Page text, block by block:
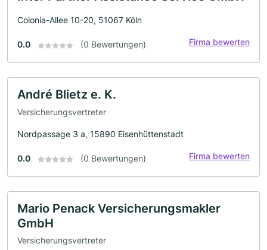
Colonia-Allee 10-20, 51067 Köln
0.0 (0 Bewertungen) Firma bewerten
André Blietz e. K.
Versicherungsvertreter
Nordpassage 3 a, 15890 Eisenhüttenstadt
0.0 (0 Bewertungen) Firma bewerten
Mario Penack Versicherungsmakler
GmbH
Versicherungsvertreter